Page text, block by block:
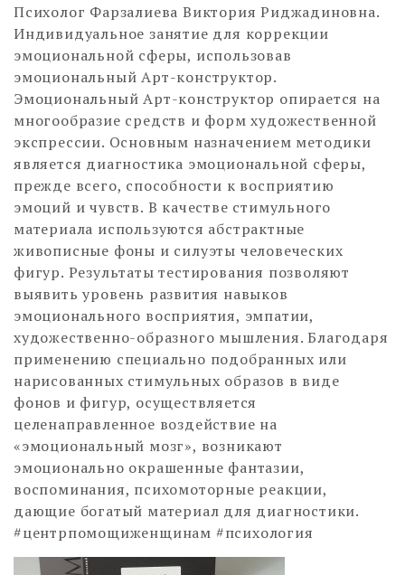
Психолог Фарзалиева Виктория Риджадиновна.
Индивидуальное занятие для коррекции
эмоциональной сферы, использовав
эмоциональный Арт-конструктор.
Эмоциональный Арт-конструктор опирается на
многообразие средств и форм художественной
экспрессии. Основным назначением методики
является диагностика эмоциональной сферы,
прежде всего, способности к восприятию
эмоций и чувств. В качестве стимульного
материала используются абстрактные
живописные фоны и силуэты человеческих
фигур. Результаты тестирования позволяют
выявить уровень развития навыков
эмоционального восприятия, эмпатии,
художественно-образного мышления. Благодаря
применению специально подобранных или
нарисованных стимульных образов в виде
фонов и фигур, осуществляется
целенаправленное воздействие на
«эмоциональный мозг», возникают
эмоционально окрашенные фантазии,
воспоминания, психомоторные реакции,
дающие богатый материал для диагностики.
#центрпомощиженщинам #психология